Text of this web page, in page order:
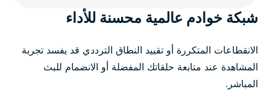
شبكة خوادم عالمية محسنة للأداء
الانقطاعات المتكررة أو تقييد النطاق الترددي قد يفسد تجربة
المشاهدة عند متابعة حلقاتك المفضلة أو الانضمام للبث
المباشر.